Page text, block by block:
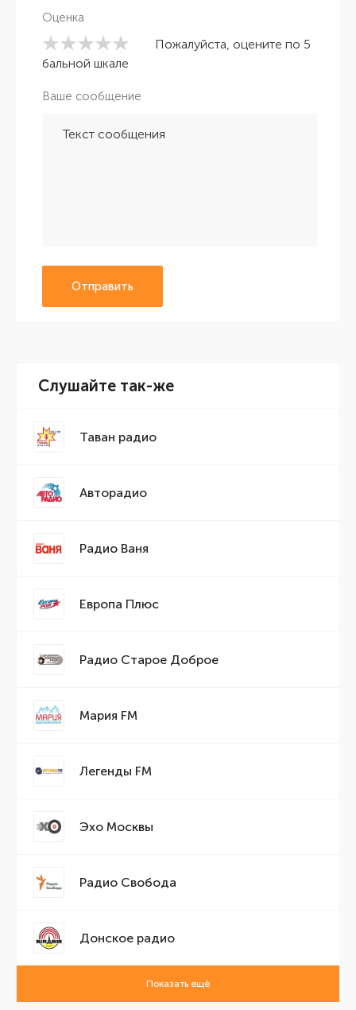
Оценка
Пожалуйста, оцените по 5
бальной шкале
Ваше сообщение
Отправить
Слушайте так-же
Таван радио
Авторадио
Радио Ваня
Европа Плюс
Радио Старое Доброе
Мария FM
Легенды FM
Эхо Москвы
Радио Свобода
Донское радио
Показать ещё